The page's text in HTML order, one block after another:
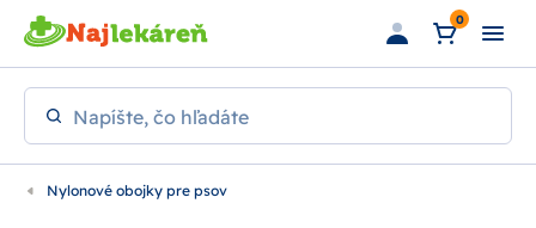
Preskočiť na hlavný obsah 0
Napíšte, čo hľadáte
Nylonové obojky pre psov